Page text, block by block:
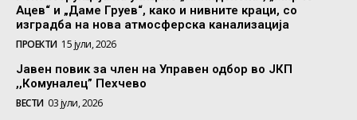
Ацев“ и „Даме Груев“, како и нивните краци, со
изградба на нова атмосферска канализација
ПРОЕКТИ 15 јули, 2026
Јавен повик за член на Управен одбор во ЈКП
,,Комуналец” Пехчево
ВЕСТИ 03 јули, 2026